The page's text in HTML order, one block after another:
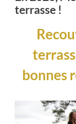
terrasse !
bonnes